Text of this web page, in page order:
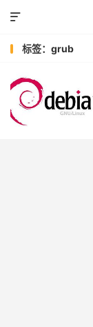

标签：grub